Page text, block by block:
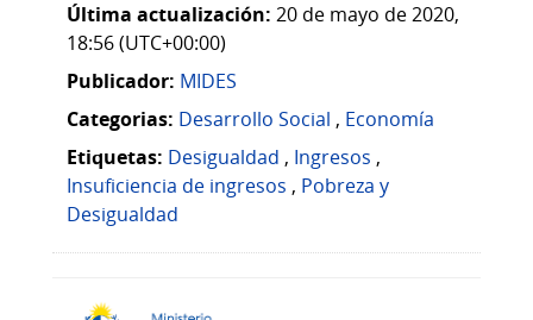
Última actualización: 20 de mayo de 2020,
18:56 (UTC+00:00)
Publicador: MIDES
Categorias: Desarrollo Social , Economía
Etiquetas: Desigualdad , Ingresos ,
Insuficiencia de ingresos , Pobreza y
Desigualdad